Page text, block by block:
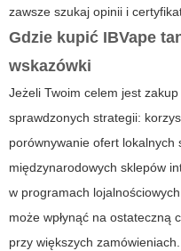
zawsze szukaj opinii i
Gdzie kupić IBVape
wskazówki
Jeżeli Twoim celem jest
sprawdzonych strategii:
porównywanie ofert lokalnych
międzynarodowych sklepów
w programach
może wpłynąć na ostateczną
przy większych zamówieniach.